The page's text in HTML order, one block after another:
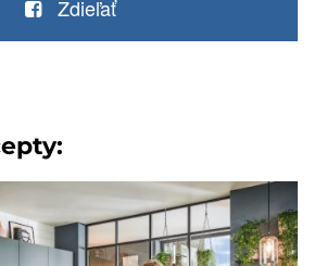
Zdieľať